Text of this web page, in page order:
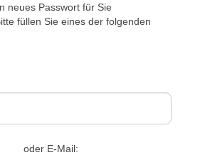
neues Passwort für Sie
füllen Sie eines der folgenden
oder E-Mail: